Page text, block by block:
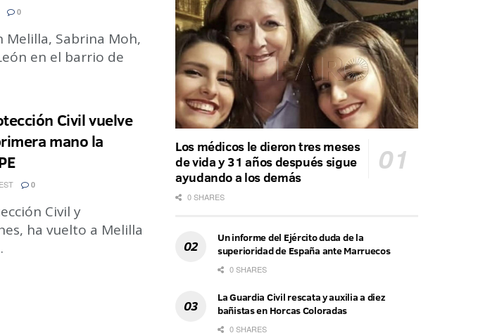
0
Melilla, Sabrina Moh,
en el barrio de
Civil vuelve
mano la
0
Civil y
ha vuelto a Melilla
Los médicos le dieron tres meses
de vida y 31 años después sigue
ayudando a los demás
0 SHARES
Un informe del Ejército duda de la
superioridad de España ante Marruecos
0 SHARES
La Guardia Civil rescata y auxilia a diez
bañistas en Horcas Coloradas
0 SHARES